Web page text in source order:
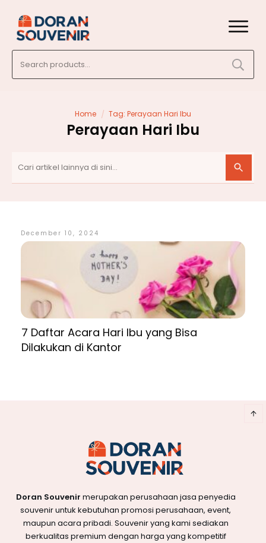
for:
Home / Tag: Perayaan Hari Ibu
Perayaan Hari Ibu
December 10, 2024
7 Daftar Acara Hari Ibu yang Bisa
Dilakukan di Kantor
Doran Souvenir merupakan perusahaan jasa penyedia
souvenir untuk kebutuhan promosi perusahaan, event,
maupun acara pribadi. Souvenir yang kami sediakan
berkualitas premium dengan harga yang kompetitif